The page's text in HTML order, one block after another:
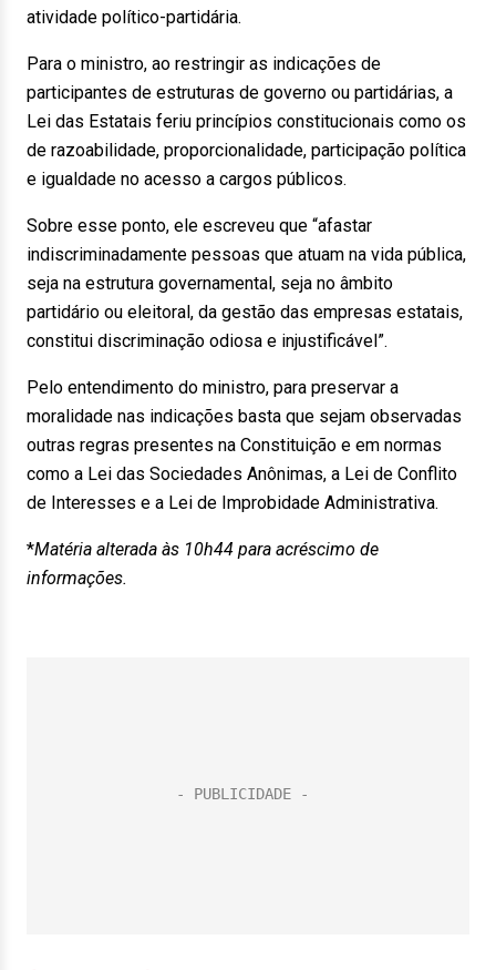
atividade político-partidária.
Para o ministro, ao restringir as indicações de
participantes de estruturas de governo ou partidárias, a
Lei das Estatais feriu princípios constitucionais como os
de razoabilidade, proporcionalidade, participação política
e igualdade no acesso a cargos públicos.
Sobre esse ponto, ele escreveu que “afastar
indiscriminadamente pessoas que atuam na vida pública,
seja na estrutura governamental, seja no âmbito
partidário ou eleitoral, da gestão das empresas estatais,
constitui discriminação odiosa e injustificável”.
Pelo entendimento do ministro, para preservar a
moralidade nas indicações basta que sejam observadas
outras regras presentes na Constituição e em normas
como a Lei das Sociedades Anônimas, a Lei de Conflito
de Interesses e a Lei de Improbidade Administrativa.
*Matéria alterada às 10h44 para acréscimo de
informações.